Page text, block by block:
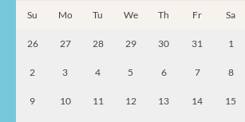
Su Mo Tu We Th Fr Sa
26 27 28 29 30 31 1
2 3 4 5 6 7 8
9 10 11 12 13 14 15